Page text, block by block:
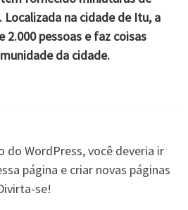
na cidade de Itu, a
2.000 pessoas e faz coisas
da cidade.
do WordPress, você deveria ir
página e criar novas páginas
se!